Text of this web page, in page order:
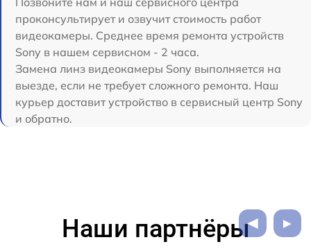
проконсультирует и озвучит стоимость работ
видеокамеры. Среднее время ремонта устройств
Sony в нашем сервисном - 2 часа.
Замена линз видеокамеры Sony выполняется на
выезде, если не требует сложного ремонта. Наш
курьер доставит устройство в сервисный центр Sony
и обратно.
Наши партнёры